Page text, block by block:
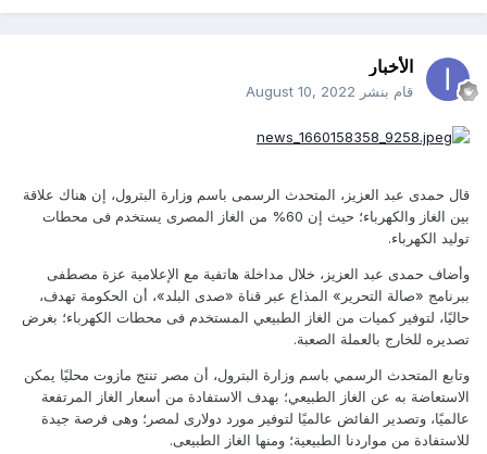
الأخبار
قام بنشر August 10, 2022
قال حمدى عبد العزيز، المتحدث الرسمى باسم وزارة البترول، إن هناك علاقة
بين الغاز والكهرباء؛ حيث إن 60% من الغاز المصرى يستخدم فى محطات
توليد الكهرباء.
وأضاف حمدى عبد العزيز، خلال مداخلة هاتفية مع الإعلامية عزة مصطفى
ببرنامج «صالة التحرير» المذاع عبر قناة «صدى البلد»، أن الحكومة تهدف،
حاليًا، لتوفير كميات من الغاز الطبيعي المستخدم فى محطات الكهرباء؛ بغرض
تصديره للخارج بالعملة الصعبة.
وتابع المتحدث الرسمي باسم وزارة البترول، أن مصر تنتج مازوت محليًا يمكن
الاستعاضة به عن الغاز الطبيعي؛ بهدف الاستفادة من أسعار الغاز المرتفعة
عالميًا، وتصدير الفائض عالميًا لتوفير مورد دولارى لمصر؛ وهى فرصة جيدة
للاستفادة من مواردنا الطبيعية؛ ومنها الغاز الطبيعى.